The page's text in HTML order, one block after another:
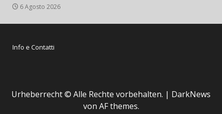
6 Agosto 2026
Info e Contatti
Urheberrecht © Alle Rechte vorbehalten. | DarkNews
von AF themes.